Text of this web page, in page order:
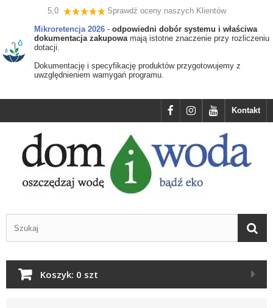
5,0
Sprawdź oceny naszych Klientów
Mikroretencja 2026 - odpowiedni dobór systemu i właściwa
dokumentacja zakupowamają istotne znaczenie przy rozliczeniu
dotacji.
Dokumentację i specyfikację produktów przygotowujemy z
uwzględnieniem wamygań programu.
Kontakt
Koszyk: 0 szt